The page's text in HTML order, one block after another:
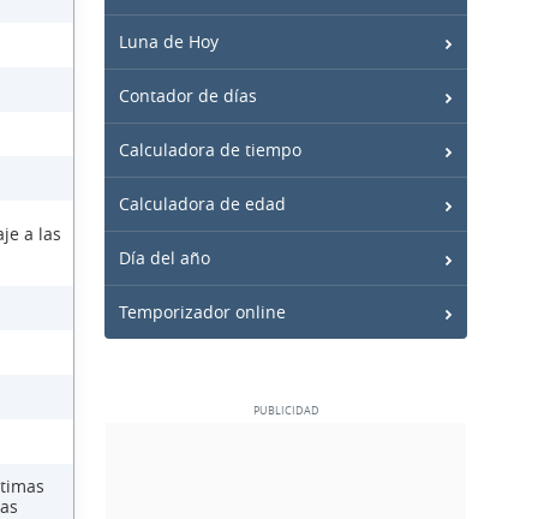
a las
Luna de Hoy
Contador de días
Calculadora de tiempo
Calculadora de edad
Día del año
Temporizador online